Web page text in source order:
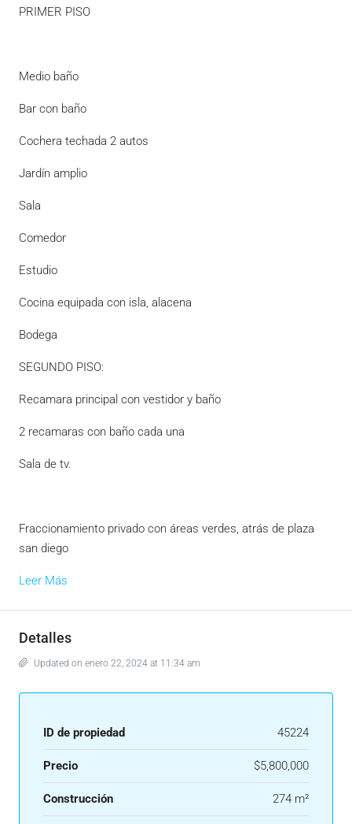
PRIMER PISO
Medio baño
Bar con baño
Cochera techada 2 autos
Jardín amplio
Sala
Comedor
Estudio
Cocina equipada con isla, alacena
Bodega
SEGUNDO PISO:
Recamara principal con vestidor y baño
2 recamaras con baño cada una
Sala de tv.
Fraccionamiento privado con áreas verdes, atrás de plaza
san diego
Leer Más
Detalles
Updated on enero 22, 2024 at 11:34 am
ID de propiedad 45224
Precio $5,800,000
Construcción 274 m²